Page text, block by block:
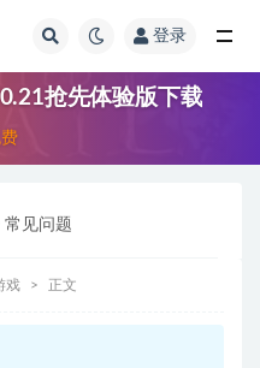
登录
抢先体验版下载
常见问题
戏 正文